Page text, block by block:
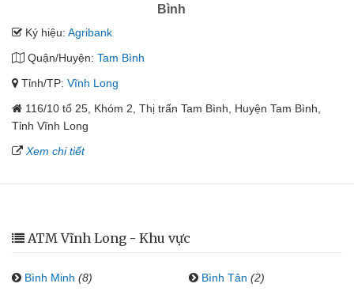
Bình
Ký hiệu: Agribank
Quận/Huyện: Tam Bình
Tỉnh/TP: Vĩnh Long
116/10 tổ 25, Khóm 2, Thị trấn Tam Bình, Huyện Tam Bình,
Tỉnh Vĩnh Long
Xem chi tiết
ATM Vĩnh Long - Khu vực
Bình Minh (8) Bình Tân (2)